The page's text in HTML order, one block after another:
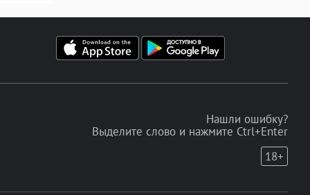
Нашли ошибку?
Выделите слово и нажмите Ctrl+Enter
18+